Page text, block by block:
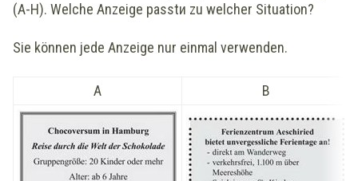
(A-H). Welche Anzeige passtи zu welcher Situation?
Sie können jede Anzeige nur einmal verwenden.
A B